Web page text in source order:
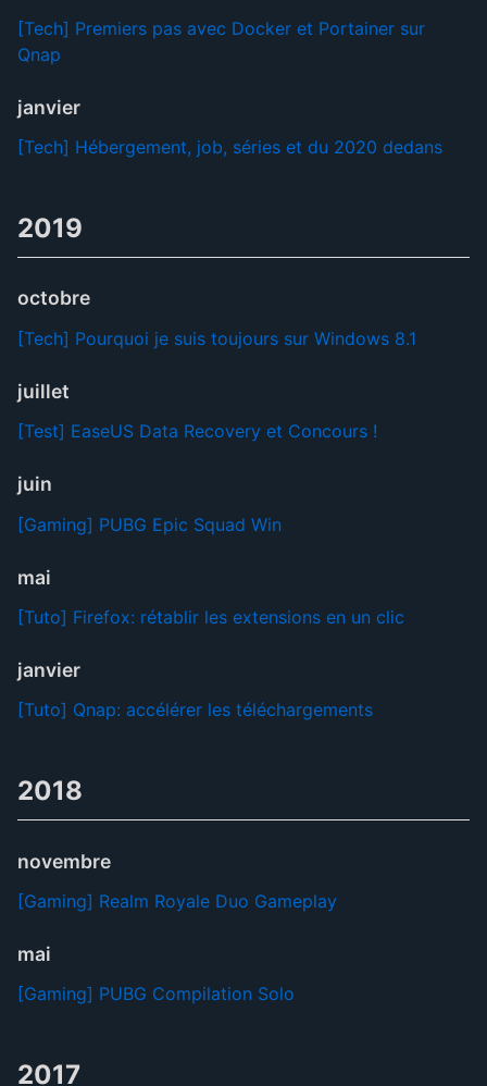
[Tech] Premiers pas avec Docker et Portainer sur
Qnap
janvier
[Tech] Hébergement, job, séries et du 2020 dedans
2019
octobre
[Tech] Pourquoi je suis toujours sur Windows 8.1
juillet
[Test] EaseUS Data Recovery et Concours !
juin
[Gaming] PUBG Epic Squad Win
mai
[Tuto] Firefox: rétablir les extensions en un clic
janvier
[Tuto] Qnap: accélérer les téléchargements
2018
novembre
[Gaming] Realm Royale Duo Gameplay
mai
[Gaming] PUBG Compilation Solo
2017